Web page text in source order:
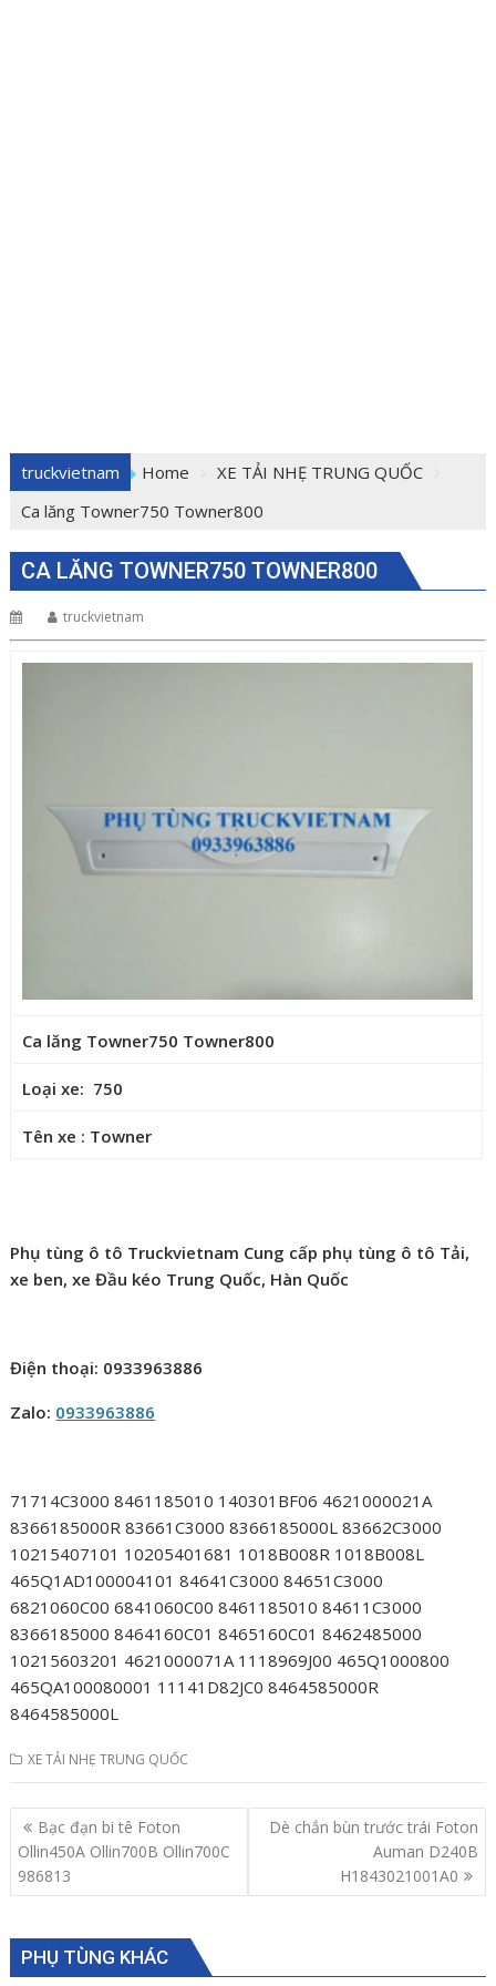
truckvietnam Home
XE TẢI NHẸ TRUNG QUỐC
Ca lăng Towner750 Towner800
CA LĂNG TOWNER750 TOWNER800
truckvietnam
Ca lăng Towner750 Towner800
Loại xe: 750
Tên xe : Towner
Phụ tùng ô tô Truckvietnam Cung cấp phụ tùng ô tô Tải,
xe ben, xe Đầu kéo Trung Quốc, Hàn Quốc
Điện thoại: 0933963886
Zalo: 0933963886
71714C3000 8461185010 140301BF06 4621000021A
8366185000R 83661C3000 8366185000L 83662C3000
10215407101 10205401681 1018B008R 1018B008L
465Q1AD100004101 84641C3000 84651C3000
6821060C00 6841060C00 8461185010 84611C3000
8366185000 8464160C01 8465160C01 8462485000
10215603201 4621000071A 1118969J00 465Q1000800
465QA100080001 11141D82JC0 8464585000R
8464585000L
XE TẢI NHẸ TRUNG QUỐC
Post
navigation
Bạc đạn bi tê Foton
Ollin450A Ollin700B Ollin700C
986813
Dè chắn bùn trước trái Foton
Auman D240B
H1843021001A0
PHỤ TÙNG KHÁC